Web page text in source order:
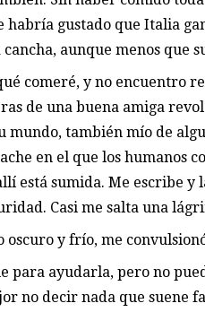
habría gustado que Italia
aunque menos que
comeré, y no encuentro
de una buena amiga
mundo, también mío de
en el que los humanos
está sumida. Me escribe
Casi me salta una
oscuro y frío, me
para ayudarla, pero no
no decir nada que suene